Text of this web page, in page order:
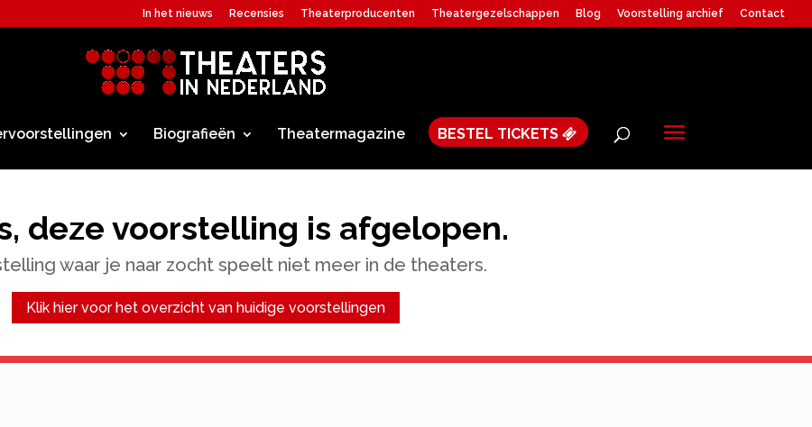
In het nieuws Recensies Theaterproducenten Theatergezelschappen Blog Voorstelling archief Contact
Biografieën Theatermagazine BESTEL TICKETS
deze voorstelling is afgelopen.
waar je naar zocht speelt niet meer in de theaters.
Klik hier voor het overzicht van huidige voorstellingen